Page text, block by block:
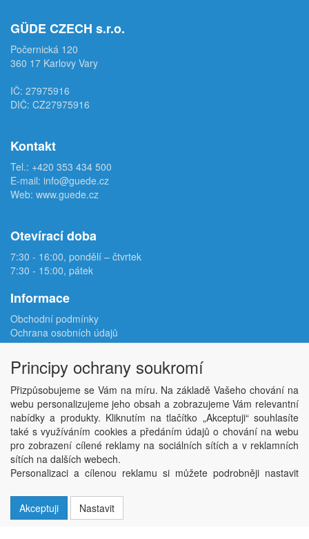
GÜDE CZECH s.r.o.
Počernická 120
360 17 Karlovy Vary
IČ: 27975916
DIČ: CZ27975916
Kontakt
Tel.: +420 353 434 500
E-mail: info@guede.cz
Web: www.guede.cz
Otevírací doba
7:30 - 16:00, pondělí – čtvrtek
7:30 - 15:00, pátek
Informace
Obchodní podmínky
Ochrana osobních údajů
Reklamační protokol
Odstoupení od smlouvy
Podmínky užití e-shopu
Doprava
Velkoobchod
Kontakt
Nastavení soukromí
Copyright © ABRA Software a.s. 2026,
Principy ochrany soukromí
Přizpůsobujeme se Vám na míru. Na základě Vašeho chování na
webu personalizujeme jeho obsah a zobrazujeme Vám relevantní
nabídky a produkty. Kliknutím na tlačítko „Akceptuji“ souhlasíte
také s využíváním cookies a předáním údajů o chování na webu
pro zobrazení cílené reklamy na sociálních sítích a v reklamních
sítích na dalších webech.
Personalizaci a cílenou reklamu si můžete podrobněji nastavit
Akceptuji
Nastavit